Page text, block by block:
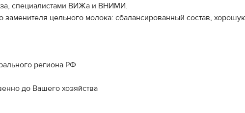
специалистами ВИЖа и ВНИМИ.
заменителя цельного молока: сбалансированный состав,
региона РФ
до Вашего хозяйства